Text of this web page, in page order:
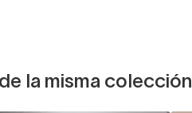
la misma colección